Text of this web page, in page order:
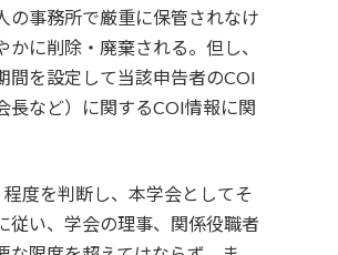
の事務所で厳重に保管されなけ
に削除・廃棄される。但し、
間を設定して当該申告者のCOI
長など）に関するCOI情報に関
度を判断し、本学会としてそ
従い、学会の理事、関係役職者